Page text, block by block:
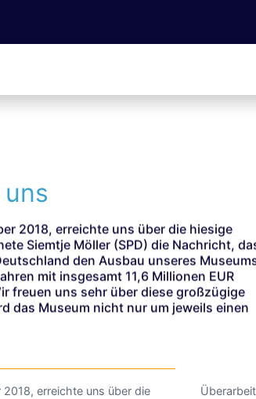
2018, erreichte uns über die hiesige
Siemtje Möller (SPD) die Nachricht,
den Ausbau unseres
mit insgesamt 11,6 Millionen EUR
freuen uns sehr über diese großzügige
das Museum nicht nur um jeweils einen
erreichte uns über die
der dort